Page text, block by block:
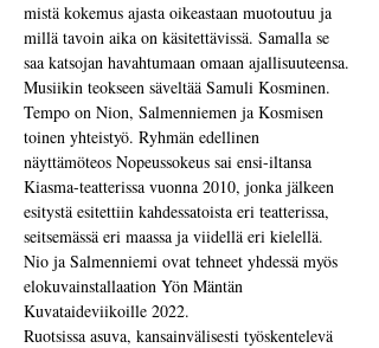
mistä kokemus ajasta oikeastaan muotoutuu ja
millä tavoin aika on käsitettävissä. Samalla se
saa katsojan havahtumaan omaan ajallisuuteensa.
Musiikin teokseen säveltää Samuli Kosminen.
Tempo on Nion, Salmenniemen ja Kosmisen
toinen yhteistyö. Ryhmän edellinen
näyttämöteos Nopeussokeus sai ensi-iltansa
Kiasma-teatterissa vuonna 2010, jonka jälkeen
esitystä esitettiin kahdessatoista eri teatterissa,
seitsemässä eri maassa ja viidellä eri kielellä.
Nio ja Salmenniemi ovat tehneet yhdessä myös
elokuvainstallaation Yön Mäntän
Kuvataideviikoille 2022.
Ruotsissa asuva, kansainvälisesti työskentelevä